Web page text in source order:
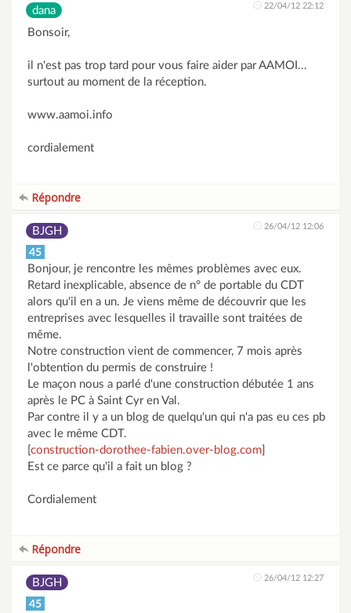
dana 22/04/12 22:12
Bonsoir,
il n'est pas trop tard pour vous faire aider par AAMOI...
surtout au moment de la réception.
www.aamoi.info
cordialement
Répondre
BJGH 26/04/12 12:06
45
Bonjour, je rencontre les mêmes problèmes avec eux.
Retard inexplicable, absence de n° de portable du CDT
alors qu'il en a un. Je viens même de découvrir que les
entreprises avec lesquelles il travaille sont traitées de
même.
Notre construction vient de commencer, 7 mois après
l'obtention du permis de construire !
Le maçon nous a parlé d'une construction débutée 1 ans
après le PC à Saint Cyr en Val.
Par contre il y a un blog de quelqu'un qui n'a pas eu ces pb
avec le même CDT.
construction-dorothee-fabien.over-blog.com
Est ce parce qu'il a fait un blog ?
Cordialement
Répondre
BJGH 26/04/12 12:27
45